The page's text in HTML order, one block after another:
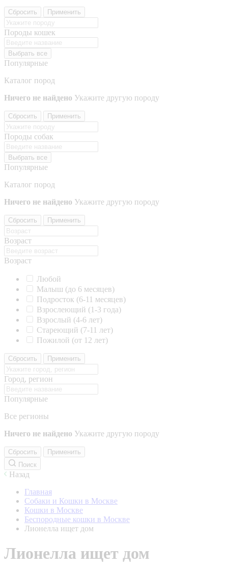
Сбросить Применить
Породы кошек
Выбрать все
Популярные
Каталог пород
Ничего не найдено Укажите другую породу
Сбросить Применить
Породы собак
Выбрать все
Популярные
Каталог пород
Ничего не найдено Укажите другую породу
Сбросить Применить
Возраст
Возраст
Любой
Малыш (до 6 месяцев)
Подросток (6-11 месяцев)
Взрослеющий (1-3 года)
Взрослый (4-6 лет)
Стареющий (7-11 лет)
Пожилой (от 12 лет)
Сбросить Применить
Город, регион
Популярные
Все регионы
Ничего не найдено Укажите другую породу
Сбросить
Применить
Поиск
Назад
Главная
Собаки и Кошки в Москве
Кошки в Москве
Беспородные кошки в Москве
Лионелла ищет дом
Лионелла ищет дом